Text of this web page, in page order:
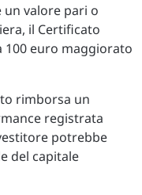
valore pari o
il Certificato
100 euro maggiorato
rimborsa un
registrata
potrebbe
del capitale